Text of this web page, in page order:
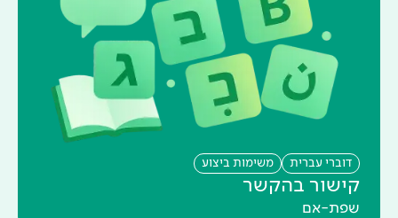
דוברי עברית משימות ביצוע
קישור בהקשר
שפת-אם